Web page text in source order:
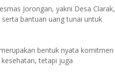
Jorongan, yakni Desa Clarak,
bantuan uang tunai untuk
bentuk nyata komitmen
tetapi juga